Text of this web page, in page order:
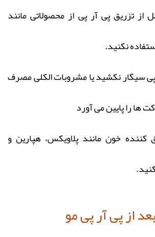
تزریق پی آر پی از محصولاتی مانند
نکنید.
سیگار نکشید یا مشروبات الکلی مصرف
ها را پایین می آورد
خون مانند پلاویکس، هپارین و
از پی آر پی مو